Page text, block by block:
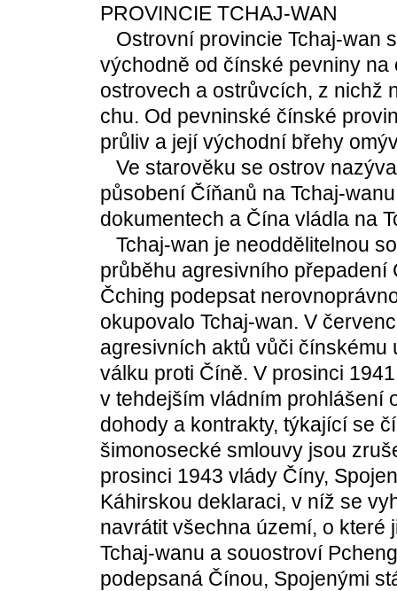
PROVINCIE TCHAJ-WAN
Ostrovní provincie Tchaj-wan
východně od čínské pevniny
ostrovech a ostrůvcích, z nichž
chu. Od pevninské čínské
průliv a její východní břehy
Ve starověku se ostrov
působení Číňanů na Tchaj-
dokumentech a Čína vládla na
Tchaj-wan je neoddělitelnou
průběhu agresivního přepadení
Čching podepsat
okupovalo Tchaj-wan. V
agresivních aktů vůči
válku proti Číně. V prosinci
v tehdejším vládním prohlášení
dohody a kontrakty, týkající se
šimonosecké smlouvy jsou
prosinci 1943 vlády Číny,
Káhirskou deklaraci, v níž se
navrátit všechna území, o které
Tchaj-wanu a souostroví
podepsaná Čínou, Spojenými